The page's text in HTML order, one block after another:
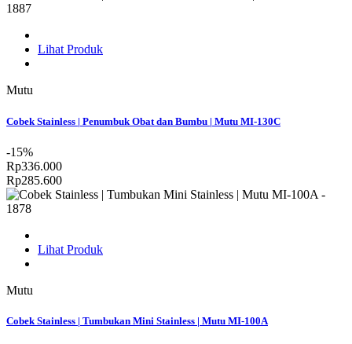
Lihat Produk
Mutu
Cobek Stainless | Penumbuk Obat dan Bumbu | Mutu MI-130C
-15%
Rp336.000
Rp285.600
Lihat Produk
Mutu
Cobek Stainless | Tumbukan Mini Stainless | Mutu MI-100A